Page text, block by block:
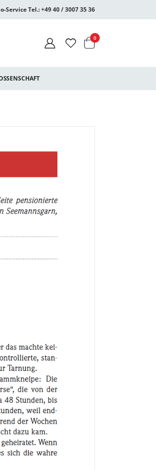
Service Tel.: +49 40 / 3007 35 36
Warenkorb
0Artikel